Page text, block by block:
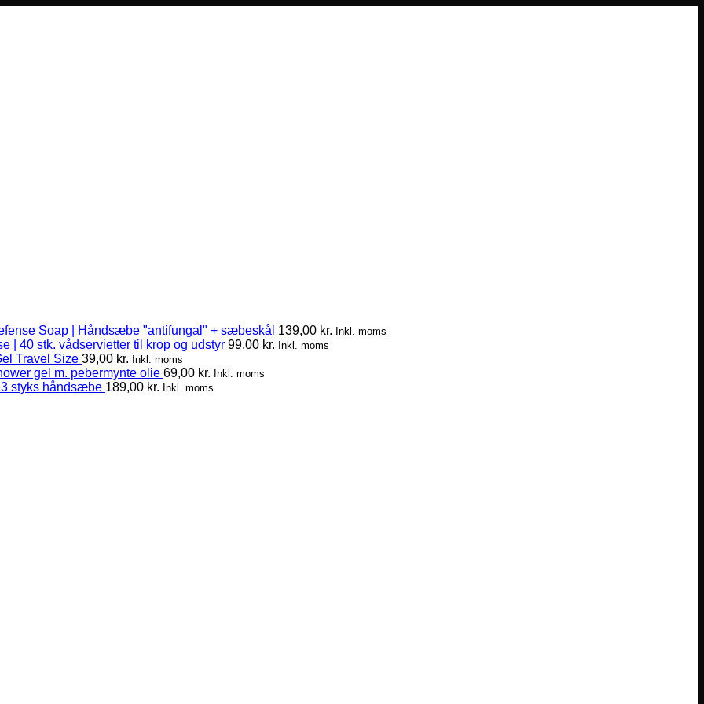
Soap | Håndsæbe "antifungal" + sæbeskål 139,00 kr. Inkl. moms
| 40 stk. vådservietter til krop og udstyr 99,00 kr. Inkl. moms
Travel Size 39,00 kr. Inkl. moms
gel m. pebermynte olie 69,00 kr. Inkl. moms
styks håndsæbe 189,00 kr. Inkl. moms